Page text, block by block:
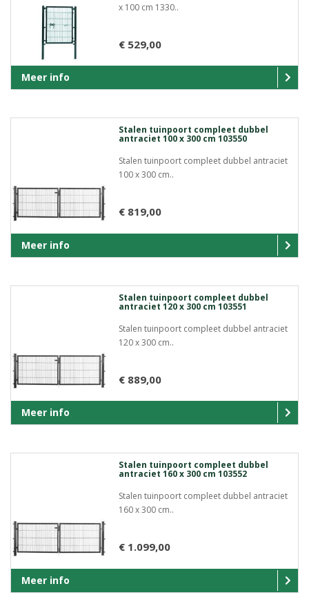
x 100 cm 1330..
€ 529,00
Meer info
Stalen tuinpoort compleet dubbel
antraciet 100 x 300 cm 103550
Stalen tuinpoort compleet dubbel antraciet
100 x 300 cm..
€ 819,00
Meer info
Stalen tuinpoort compleet dubbel
antraciet 120 x 300 cm 103551
Stalen tuinpoort compleet dubbel antraciet
120 x 300 cm..
€ 889,00
Meer info
Stalen tuinpoort compleet dubbel
antraciet 160 x 300 cm 103552
Stalen tuinpoort compleet dubbel antraciet
160 x 300 cm..
€ 1.099,00
Meer info